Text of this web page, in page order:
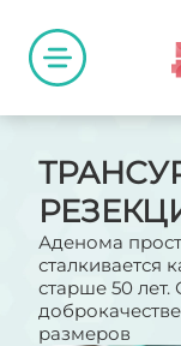
Аденома
сталкивается
старше 50 лет.
размеров